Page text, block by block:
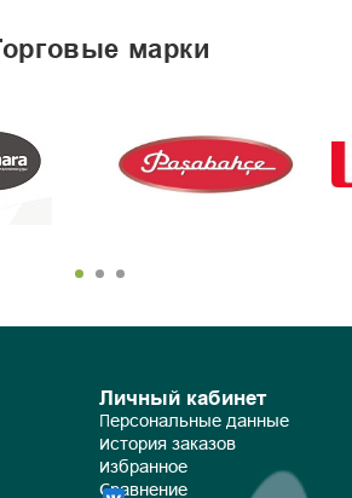
торговые марки
Личный кабинет
Персональные данные
История заказов
Избранное
Сравнение